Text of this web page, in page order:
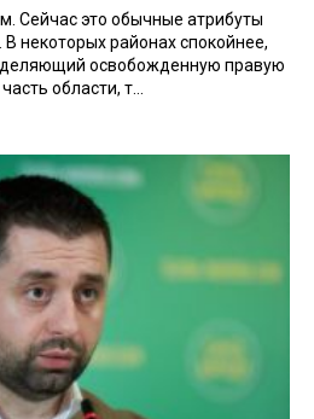
Сейчас это обычные атрибуты
некоторых районах спокойнее,
освобожденную правую
области, т...